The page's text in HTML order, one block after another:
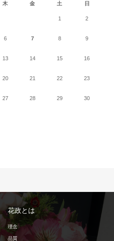
木 金 土 日
1 2
6 7 8 9
13 14 15 16
20 21 22 23
27 28 29 30
花政とは
理念
品質